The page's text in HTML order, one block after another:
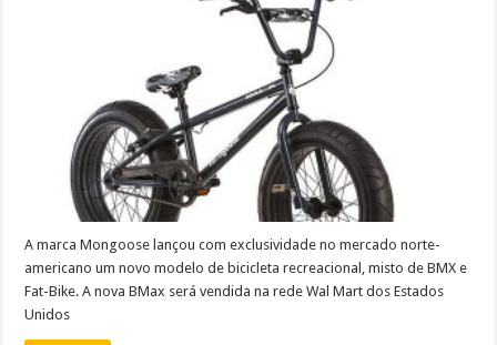
A marca Mongoose lançou com exclusividade no mercado norte-
americano um novo modelo de bicicleta recreacional, misto de BMX e
Fat-Bike. A nova BMax será vendida na rede Wal Mart dos Estados
Unidos